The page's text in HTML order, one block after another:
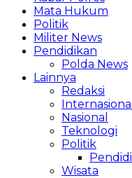
Mata Hukum
Politik
Militer News
Pendidikan
Polda News
Lainnya
Redaksi
Internasional
Nasional
Teknologi
Politik
Wisata